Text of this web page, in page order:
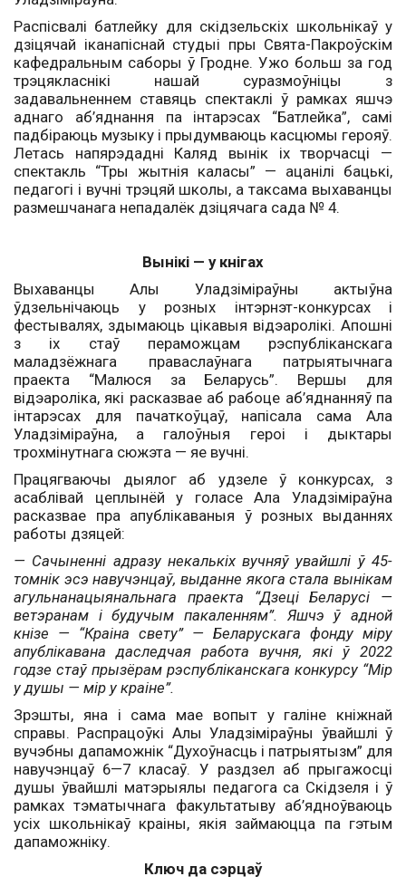
Распісвалі батлейку для скідзельскіх школьнікаў у
дзіцячай іканапіснай студыі пры Свята-Пакроўскім
кафедральным саборы ў Гродне. Ужо больш за год
трэцякласнікі нашай суразмоўніцы з
задавальненнем ставяць спектаклі ў рамках яшчэ
аднаго аб’яднання па інтарэсах “Батлейка”, самі
падбіраюць музыку і прыдумваюць касцюмы герояў.
Летась напярэдадні Каляд вынік іх творчасці —
спектакль “Тры жытнія каласы” — ацанілі бацькі,
педагогі і вучні трэцяй школы, а таксама выхаванцы
размешчанага непадалёк дзіцячага сада № 4.
Вынікі — у кнігах
Выхаванцы Алы Уладзіміраўны актыўна
ўдзельнічаюць у розных інтэрнэт-конкурсах і
фестывалях, здымаюць цікавыя відэаролікі. Апошні
з іх стаў пераможцам рэспубліканскага
маладзёжнага праваслаўнага патрыятычнага
праекта “Малюся за Беларусь”. Вершы для
відэароліка, які расказвае аб рабоце аб’яднанняў па
інтарэсах для пачаткоўцаў, напісала сама Ала
Уладзіміраўна, а галоўныя героі і дык­тары
трохмінутнага сюжэта — яе вучні.
Працягваючы дыялог аб удзеле ў конкурсах, з
асаблівай цеплынёй у голасе Ала Уладзіміраўна
расказвае пра апублікаваныя ў розных выданнях
работы дзяцей:
— Сачыненні адразу некалькіх вучняў увайшлі ў 45-
томнік эсэ навучэнцаў, выданне якога стала вынікам
агульнанацыянальнага праекта “Дзеці Беларусі —
ветэранам і будучым пакаленням”. Яшчэ ў адной
кнізе — “Краіна свету” — Беларус­кага фонду міру
апублікавана даследчая работа вучня, які ў 2022
годзе стаў прызёрам рэспубліканскага конкурсу “Мір
у душы — мір у краіне”.
Зрэшты, яна і сама мае вопыт у галіне кніжнай
справы. Распрацоўкі Алы Ула­дзіміраўны ўвайшлі ў
вучэбны дапаможнік “Духоўнасць і патрыятызм” для
навучэнцаў 6—7 класаў. У раздзел аб прыгажосці
душы ўвайшлі матэрыялы педагога са Скідзеля і ў
рамках тэматычнага факультатыву аб’ядноўваюць
усіх школьнікаў краіны, якія займаюцца па гэтым
дапаможніку.
Ключ да сэрцаў